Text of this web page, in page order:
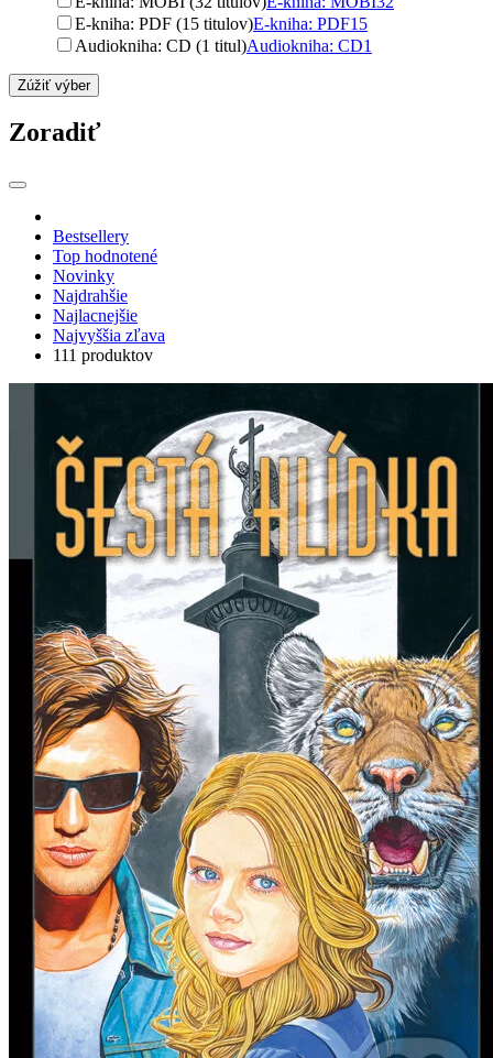
E-kniha: PDF (15 titulov)E-kniha: PDF15
Audiokniha: CD (1 titul)Audiokniha: CD1
Zúžiť výber
Zoradiť
Bestsellery
Top hodnotené
Novinky
Najdrahšie
Najlacnejšie
Najvyššia zľava
111 produktov